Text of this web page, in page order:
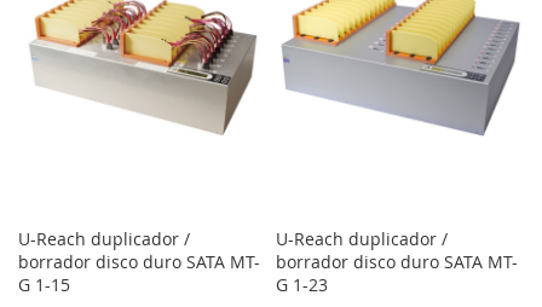
U-Reach duplicador /
borrador disco duro SATA MT-
G 1-15
U-Reach duplicador /
borrador disco duro SATA MT-
G 1-23